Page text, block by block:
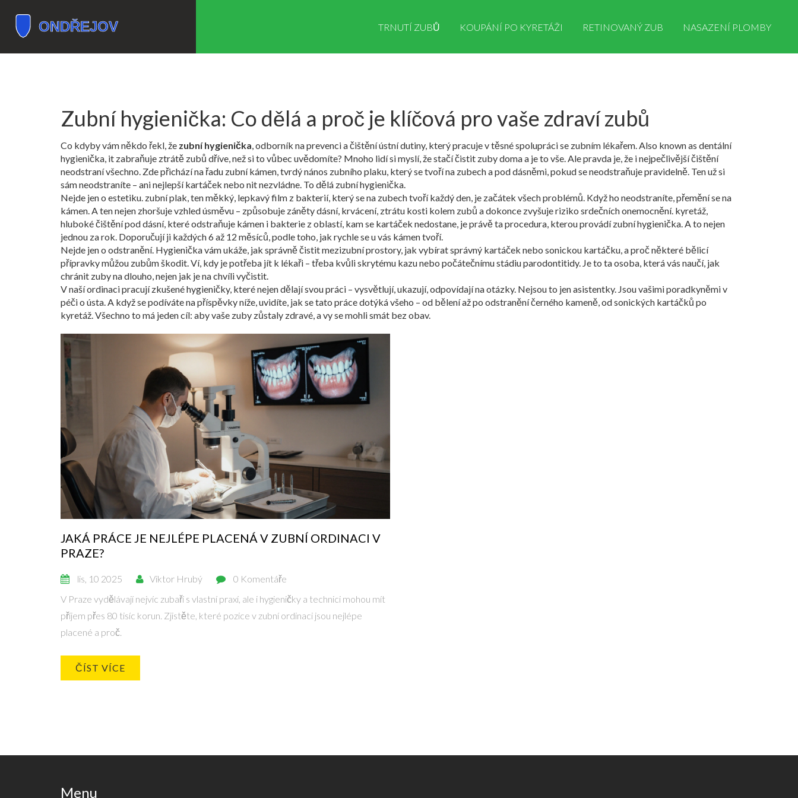
TRNUTÍ ZUBŮ KOUPÁNÍ PO KYRETÁŽI RETINOVANÝ ZUB NASAZENÍ PLOMBY
Zubní hygienička: Co dělá a proč je klíčová pro vaše zdraví zubů
Co kdyby vám někdo řekl, že zubní hygienička,odborník na prevenci a čištění ústní dutiny, který pracuje v těsné spolupráci se zubním lékařem. Also known as dentální
hygienička, it zabraňuje ztrátě zubů dříve, než si to vůbec uvědomíte? Mnoho lidí si myslí, že stačí čistit zuby doma a je to vše. Ale pravda je, že i nejpečlivější čištění
neodstraní všechno. Zde přichází na řadu zubní kámen,tvrdý nános zubního plaku, který se tvoří na zubech a pod dásněmi, pokud se neodstraňuje pravidelně. Ten už si
sám neodstraníte – ani nejlepší kartáček nebo nit nezvládne. To dělá zubní hygienička.
Nejde jen o estetiku. zubní plak,ten měkký, lepkavý film z bakterií, který se na zubech tvoří každý den, je začátek všech problémů. Když ho neodstraníte, přemění se na
kámen. A ten nejen zhoršuje vzhled úsměvu – způsobuje záněty dásní, krvácení, ztrátu kosti kolem zubů a dokonce zvyšuje riziko srdečních onemocnění. kyretáž,
hluboké čištění pod dásní, které odstraňuje kámen i bakterie z oblastí, kam se kartáček nedostane, je právě ta procedura, kterou provádí zubní hygienička. A to nejen
jednou za rok. Doporučují ji každých 6 až 12 měsíců, podle toho, jak rychle se u vás kámen tvoří.
Nejde jen o odstranění. Hygienička vám ukáže, jak správně čistit mezizubní prostory, jak vybírat správný kartáček nebo sonickou kartáčku, a proč některé bělicí
přípravky můžou zubům škodit. Ví, kdy je potřeba jít k lékaři – třeba kvůli skrytému kazu nebo počátečnímu stádiu parodontitidy. Je to ta osoba, která vás naučí, jak
chránit zuby na dlouho, nejen jak je na chvíli vyčistit.
V naší ordinaci pracují zkušené hygieničky, které nejen dělají svou práci – vysvětlují, ukazují, odpovídají na otázky. Nejsou to jen asistentky. Jsou vašimi poradkyněmi v
péči o ústa. A když se podíváte na příspěvky níže, uvidíte, jak se tato práce dotýká všeho – od bělení až po odstranění černého kameně, od sonických kartáčků po
kyretáž. Všechno to má jeden cíl: aby vaše zuby zůstaly zdravé, a vy se mohli smát bez obav.
JAKÁ PRÁCE JE NEJLÉPE PLACENÁ V ZUBNÍ ORDINACI V
PRAZE?
lis, 10 2025 Viktor Hrubý
0 Komentáře
V Praze vydělávají nejvíc zubaři s vlastní praxí, ale i hygieničky a technici mohou mít
příjem přes 80 tisíc korun. Zjistěte, které pozice v zubní ordinaci jsou nejlépe
placené a proč.
ČÍST VÍCE
Menu